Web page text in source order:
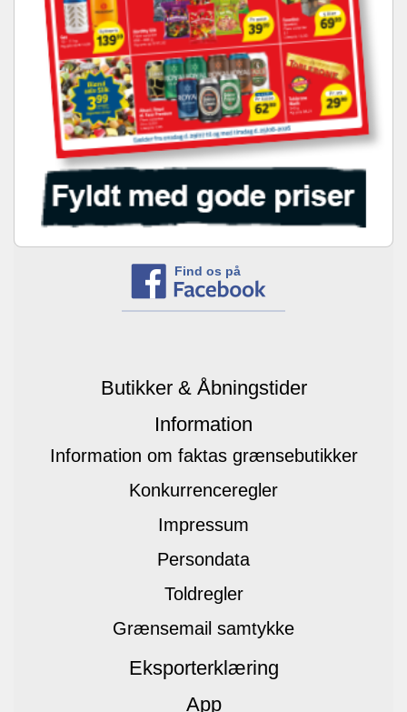
Find os på
Butikker & Åbningstider
Information
Information om faktas grænsebutikker
Konkurrenceregler
Impressum
Persondata
Toldregler
Grænsemail samtykke
Eksporterklæring
App